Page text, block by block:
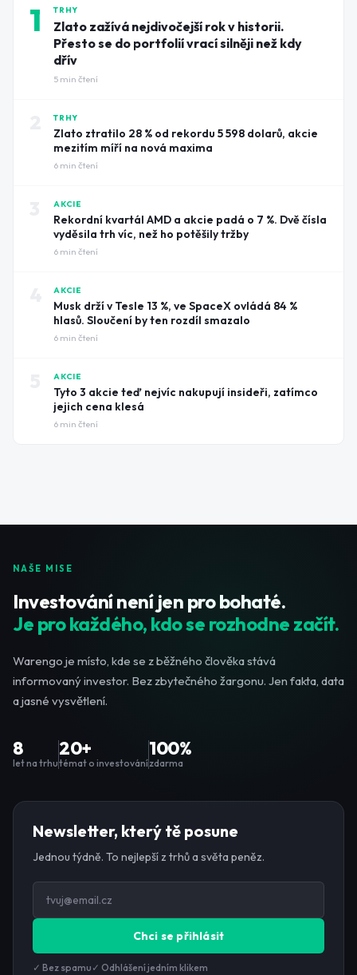
1 TRHY
Zlato zažívá nejdivočejší rok v historii.
Přesto se do portfolií vrací silněji než kdy
dřív
5 min čtení
TRHY
Zlato ztratilo 28 % od rekordu 5 598 dolarů, akcie
mezitím míří na nová maxima
6 min čtení
AKCIE
Rekordní kvartál AMD a akcie padá o 7 %. Dvě čísla
vyděsila trh víc, než ho potěšily tržby
6 min čtení
AKCIE
Musk drží v Tesle 13 %, ve SpaceX ovládá 84 %
hlasů. Sloučení by ten rozdíl smazalo
6 min čtení
AKCIE
Tyto 3 akcie teď nejvíc nakupují insideři, zatímco
jejich cena klesá
6 min čtení
NAŠE MISE
Investování není jen pro bohaté.
Je pro každého, kdo se rozhodne začít.
Warengo je místo, kde se z běžného člověka stává
informovaný investor. Bez zbytečného žargonu. Jen fakta, data
a jasné vysvětlení.
8
let na trhu
20+
témat o investování
100%
zdarma
Newsletter, který tě posune
Jednou týdně. To nejlepší z trhů a světa peněz.
Chci se přihlásit
✓ Bez spamu ✓ Odhlášení jedním klikem